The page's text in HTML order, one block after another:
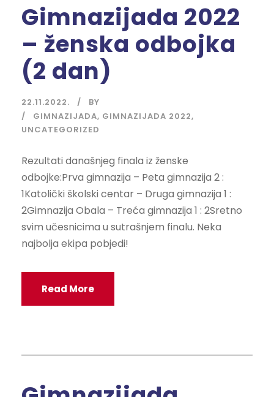
Gimnazijada 2022
– ženska odbojka
(2 dan)
22.11.2022.
BY
GIMNAZIJADA, GIMNAZIJADA 2022,
UNCATEGORIZED
Rezultati današnjeg finala iz ženske
odbojke:Prva gimnazija – Peta gimnazija 2 :
1Katolički školski centar – Druga gimnazija 1 :
2Gimnazija Obala – Treća gimnazija 1 : 2Sretno
svim učesnicima u sutrašnjem finalu. Neka
najbolja ekipa pobjedi!
Read More